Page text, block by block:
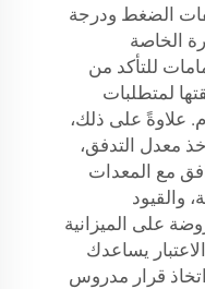
الضغط ودرجة
الخاصة
للتأكد من
لمتطلبات
علاوةً على ذلك،
معدل التدفق،
مع المعدات
والقيود
على الميزانية
يساعدك
قرار مدروس